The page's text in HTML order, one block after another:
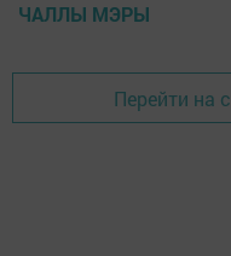
ЧАЛЛЫ МЭРЫ
Перейти на